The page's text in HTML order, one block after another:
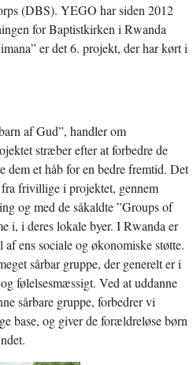
(DBS). YEGO har siden 2012
for Baptistkirken i Rwanda
er det 6. projekt, der har kørt i
af Gud”, handler om
stræber efter at forbedre de
et håb for en bedre fremtid. Det
frivillige i projektet, gennem
og med de såkaldte ”Groups of
i, i deres lokale byer. I Rwanda er
ens sociale og økonomiske støtte.
sårbar gruppe, der generelt er i
følelsesmæssigt. Ved at uddanne
sårbare gruppe, forbedrer vi
base, og giver de forældreløse børn